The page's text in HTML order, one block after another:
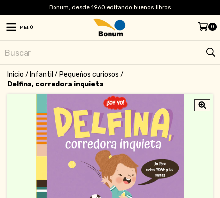
Bonum, desde 1960 editando buenos libros
MENÚ 0
Inicio / Infantil / Pequeños curiosos /
Delfina, corredora inquieta